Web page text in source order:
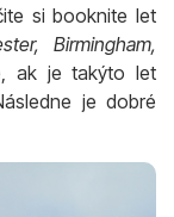
si booknite let
Birmingham,
ak je takýto let
je dobré